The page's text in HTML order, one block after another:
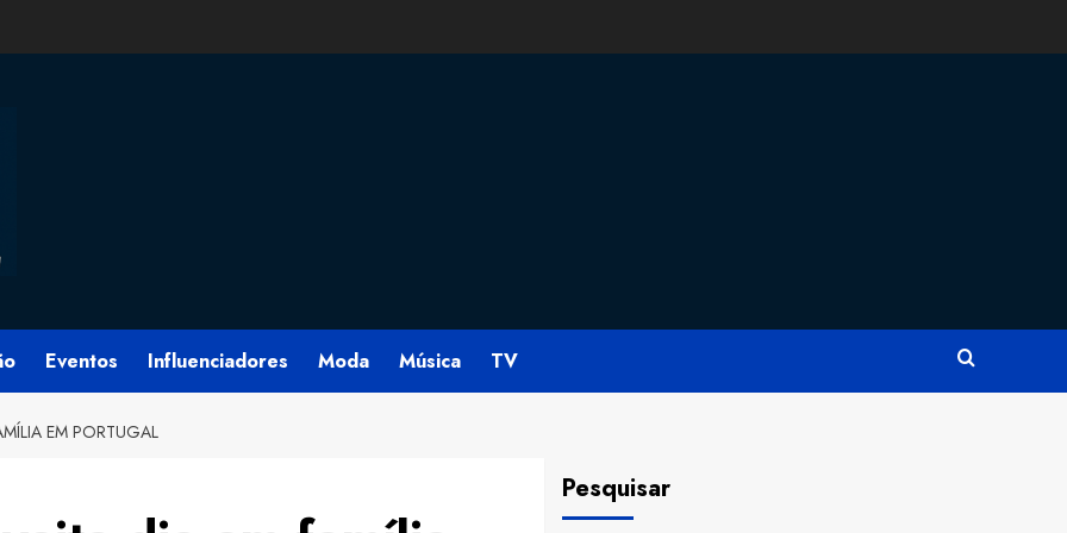
Eventos Influenciadores Moda Música TV
EM PORTUGAL
Pesquisar